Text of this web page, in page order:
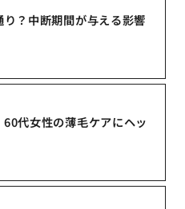
？中断期間が与える影響
代女性の薄毛ケアにヘッ